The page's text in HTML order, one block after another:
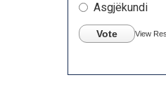
Asgjëkundi
Vote View